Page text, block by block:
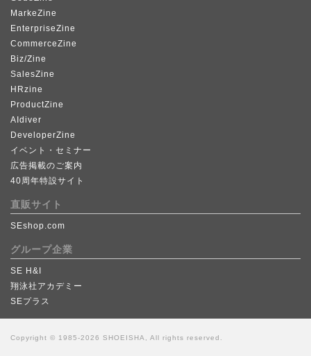
MarkeZine
EnterpriseZine
CommerceZine
Biz/Zine
SalesZine
HRzine
ProductZine
AIdiver
DeveloperZine
イベント・セミナー
広告掲載のご案内
40周年特設サイト
直販サイト
SEshop.com
グループ企業
SE H&I
翔泳社アカデミー
SEプラス
Copyright © 1985-2026 SHOEISHA, All rights reserved.